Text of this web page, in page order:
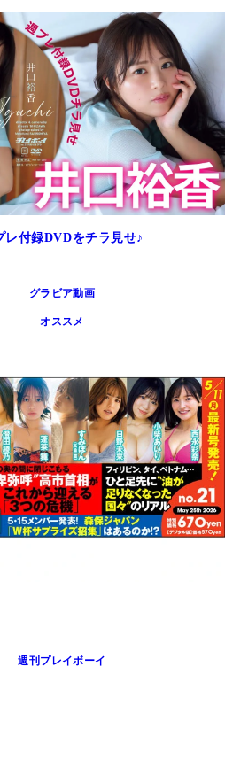
レ付録DVDをチラ見せ♪
グラビア動画
オススメ
週刊プレイボーイ